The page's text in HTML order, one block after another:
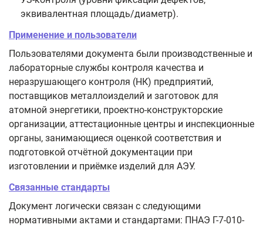
эквивалентная площадь/диаметр).
Применение и пользователи
Пользователями документа были производственные и
лабораторные службы контроля качества и
неразрушающего контроля (НК) предприятий,
поставщиков металлоизделий и заготовок для
атомной энергетики, проектно‑конструкторские
организации, аттестационные центры и инспекционные
органы, занимающиеся оценкой соответствия и
подготовкой отчётной документации при
изготовлении и приёмке изделий для АЭУ.
Связанные стандарты
Документ логически связан с следующими
нормативными актами и стандартами: ПНАЭ Г-7-010-